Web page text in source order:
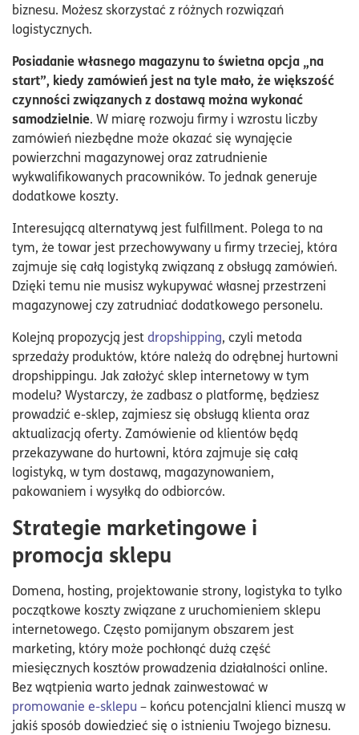
biznesu. Możesz skorzystać z różnych rozwiązań
logistycznych.
Posiadanie własnego magazynu to świetna opcja „na
start”, kiedy zamówień jest na tyle mało, że większość
czynności związanych z dostawą można wykonać
samodzielnie. W miarę rozwoju firmy i wzrostu liczby
zamówień niezbędne może okazać się wynajęcie
powierzchni magazynowej oraz zatrudnienie
wykwalifikowanych pracowników. To jednak generuje
dodatkowe koszty.
Interesującą alternatywą jest fulfillment. Polega to na
tym, że towar jest przechowywany u firmy trzeciej, która
zajmuje się całą logistyką związaną z obsługą zamówień.
Dzięki temu nie musisz wykupywać własnej przestrzeni
magazynowej czy zatrudniać dodatkowego personelu.
Kolejną propozycją jestdropshipping, czyli metoda
sprzedaży produktów, które należą do odrębnej hurtowni
dropshippingu. Jak założyć sklep internetowy w tym
modelu? Wystarczy, że zadbasz o platformę, będziesz
prowadzić e-sklep, zajmiesz się obsługą klienta oraz
aktualizacją oferty. Zamówienie od klientów będą
przekazywane do hurtowni, która zajmuje się całą
logistyką, w tym dostawą, magazynowaniem,
pakowaniem i wysyłką do odbiorców.
Strategie marketingowe i
promocja sklepu
Domena, hosting, projektowanie strony, logistyka to tylko
początkowe koszty związane z uruchomieniem sklepu
internetowego. Często pomijanym obszarem jest
marketing, który może pochłonąć dużą część
miesięcznych kosztów prowadzenia działalności online.
Bez wątpienia warto jednak zainwestować w
promowanie e-sklepu – końcu potencjalni klienci muszą w
jakiś sposób dowiedzieć się o istnieniu Twojego biznesu.